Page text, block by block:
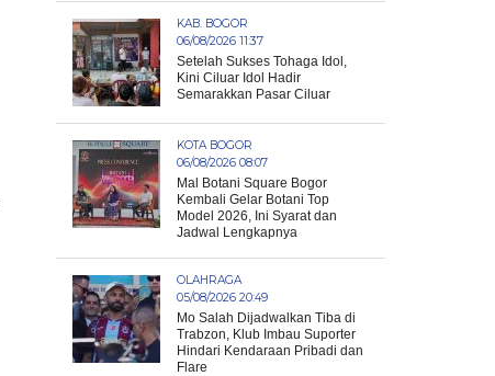
KAB. BOGOR
06/08/2026 11:37
Setelah Sukses Tohaga Idol,
Kini Ciluar Idol Hadir
Semarakkan Pasar Ciluar
KOTA BOGOR
06/08/2026 08:07
Mal Botani Square Bogor
Kembali Gelar Botani Top
Model 2026, Ini Syarat dan
Jadwal Lengkapnya
OLAHRAGA
05/08/2026 20:49
Mo Salah Dijadwalkan Tiba di
Trabzon, Klub Imbau Suporter
Hindari Kendaraan Pribadi dan
Flare